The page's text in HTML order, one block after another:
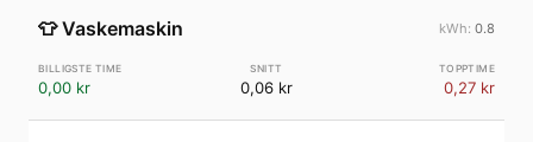
👕 Vaskemaskin 0.8
0,00 kr 0,06 kr 0,27 kr